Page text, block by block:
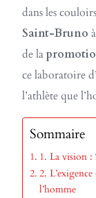
dans les
Saint-Bruno
de la
ce laboratoire
l’athlète que
Sommaire
1. La vision :
2.
l’homme